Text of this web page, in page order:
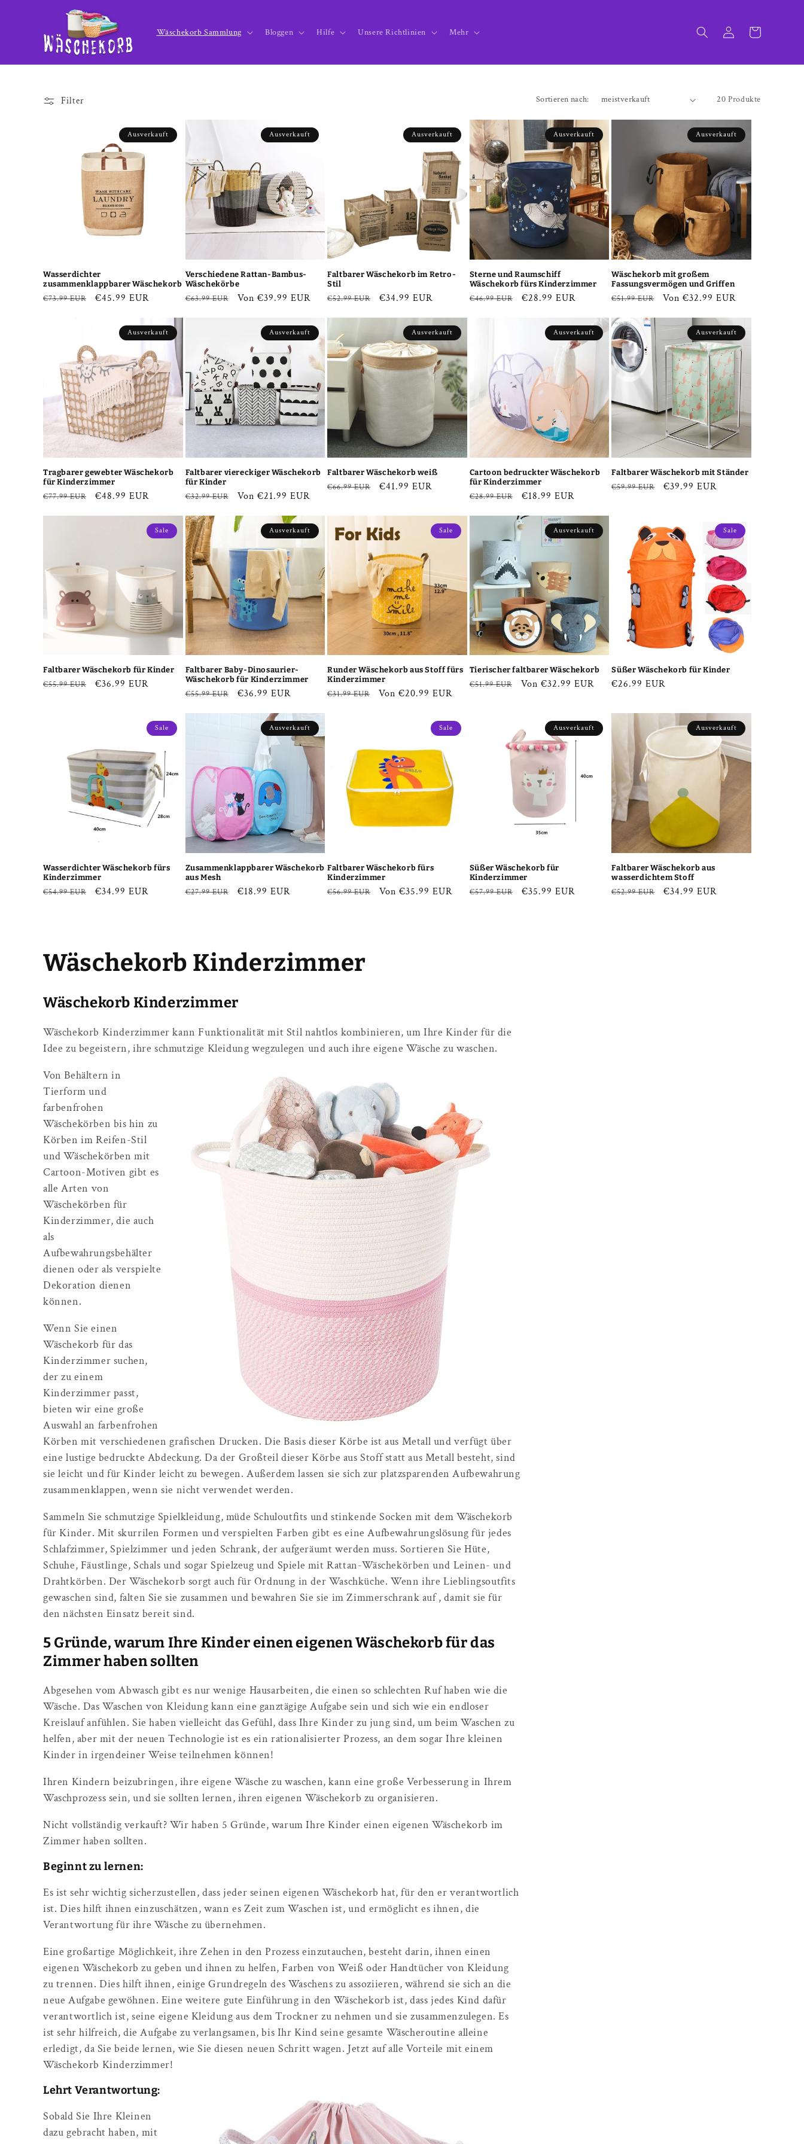
Wäschekorb Sammlung Bloggen Hilfe Unsere Richtlinien Mehr EinloggenWarenkorb
Filter Sortieren nach: 20 Produkte
Ausverkauft
Wasserdichter
zusammenklappbarer Wäschekorb
Normaler
€73.99 EUR Verkaufspreis
€45.99 EUR
Ausverkauft
Verschiedene Rattan-Bambus-
Wäschekörbe
Normaler
€63.99 EUR Verkaufspreis
Von €39.99 EUR
Ausverkauft
Faltbarer Wäschekorb im Retro-
Stil
Normaler
€52.99 EUR Verkaufspreis
€34.99 EUR
Ausverkauft
Sterne und Raumschiff
Wäschekorb fürs Kinderzimmer
Normaler
€46.99 EUR Verkaufspreis
€28.99 EUR
Ausverkauft
Wäschekorb mit großem
Fassungsvermögen und Griffen
Normaler
€51.99 EUR Verkaufspreis
Von €32.99 EUR
Ausverkauft
Tragbarer gewebter Wäschekorb
für Kinderzimmer
Normaler
€77.99 EUR Verkaufspreis
€48.99 EUR
Ausverkauft
Faltbarer viereckiger Wäschekorb
für Kinder
Normaler
€32.99 EUR Verkaufspreis
Von €21.99 EUR
Ausverkauft
Faltbarer Wäschekorb weiß
Normaler
€66.99 EUR Verkaufspreis
€41.99 EUR
Ausverkauft
Cartoon bedruckter Wäschekorb
für Kinderzimmer
Normaler
€28.99 EUR Verkaufspreis
€18.99 EUR
Ausverkauft
Faltbarer Wäschekorb mit Ständer
Normaler
€59.99 EUR Verkaufspreis
€39.99 EUR
Sale
Faltbarer Wäschekorb für Kinder
Normaler
€55.99 EUR Verkaufspreis
€36.99 EUR
Ausverkauft
Faltbarer Baby-Dinosaurier-
Wäschekorb für Kinderzimmer
Normaler
€55.99 EUR Verkaufspreis
€36.99 EUR
Sale
Runder Wäschekorb aus Stoff fürs
Kinderzimmer
Normaler
€31.99 EUR Verkaufspreis
Von €20.99 EUR
Ausverkauft
Tierischer faltbarer Wäschekorb
Normaler
€51.99 EUR Verkaufspreis
Von €32.99 EUR
Sale
Süßer Wäschekorb für Kinder
Verkaufspreis
€26.99 EUR
Sale
Wasserdichter Wäschekorb fürs
Kinderzimmer
Normaler
€54.99 EUR Verkaufspreis
€34.99 EUR
Ausverkauft
Zusammenklappbarer Wäschekorb
aus Mesh
Normaler
€27.99 EUR Verkaufspreis
€18.99 EUR
Sale
Faltbarer Wäschekorb fürs
Kinderzimmer
Normaler
€56.99 EUR Verkaufspreis
Von €35.99 EUR
Ausverkauft
Süßer Wäschekorb für
Kinderzimmer
Normaler
€57.99 EUR Verkaufspreis
€35.99 EUR
Ausverkauft
Faltbarer Wäschekorb aus
wasserdichtem Stoff
Normaler
€52.99 EUR Verkaufspreis
€34.99 EUR
K
a
t
e
g
o
r
i
e
:
Wäschekorb Kinderzimmer
Wäschekorb Kinderzimmer
Wäschekorb Kinderzimmer kann Funktionalität mit Stil nahtlos kombinieren, um Ihre Kinder für die
Idee zu begeistern, ihre schmutzige Kleidung wegzulegen und auch ihre eigene Wäsche zu waschen.
Von Behältern in
Tierform und
farbenfrohen
Wäschekörben bis hin zu
Körben im Reifen-Stil
und Wäschekörben mit
Cartoon-Motiven gibt es
alle Arten von
Wäschekörben für
Kinderzimmer, die auch
als
Aufbewahrungsbehälter
dienen oder als verspielte
Dekoration dienen
können.
Wenn Sie einen
Wäschekorb für das
Kinderzimmer suchen,
der zu einem
Kinderzimmer passt,
bieten wir eine große
Auswahl an farbenfrohen
Körben mit verschiedenen grafischen Drucken. Die Basis dieser Körbe ist aus Metall und verfügt über
eine lustige bedruckte Abdeckung. Da der Großteil dieser Körbe aus Stoff statt aus Metall besteht, sind
sie leicht und für Kinder leicht zu bewegen. Außerdem lassen sie sich zur platzsparenden Aufbewahrung
zusammenklappen, wenn sie nicht verwendet werden.
Sammeln Sie schmutzige Spielkleidung, müde Schuloutfits und stinkende Socken mit dem Wäschekorb
für Kinder. Mit skurrilen Formen und verspielten Farben gibt es eine Aufbewahrungslösung für jedes
Schlafzimmer, Spielzimmer und jeden Schrank, der aufgeräumt werden muss. Sortieren Sie Hüte,
Schuhe, Fäustlinge, Schals und sogar Spielzeug und Spiele mit Rattan-Wäschekörben und Leinen- und
Drahtkörben. Der Wäschekorb sorgt auch für Ordnung in der Waschküche. Wenn ihre Lieblingsoutfits
gewaschen sind, falten Sie sie zusammen und bewahren Sie sie im Zimmerschrank auf , damit sie für
den nächsten Einsatz bereit sind.
5 Gründe, warum Ihre Kinder einen eigenen Wäschekorb für das
Zimmer haben sollten
Abgesehen vom Abwasch gibt es nur wenige Hausarbeiten, die einen so schlechten Ruf haben wie die
Wäsche. Das Waschen von Kleidung kann eine ganztägige Aufgabe sein und sich wie ein endloser
Kreislauf anfühlen. Sie haben vielleicht das Gefühl, dass Ihre Kinder zu jung sind, um beim Waschen zu
helfen, aber mit der neuen Technologie ist es ein rationalisierter Prozess, an dem sogar Ihre kleinen
Kinder in irgendeiner Weise teilnehmen können!
Ihren Kindern beizubringen, ihre eigene Wäsche zu waschen, kann eine große Verbesserung in Ihrem
Waschprozess sein, und sie sollten lernen, ihren eigenen Wäschekorb zu organisieren.
Nicht vollständig verkauft? Wir haben 5 Gründe, warum Ihre Kinder einen eigenen Wäschekorb im
Zimmer haben sollten.
Beginnt zu lernen:
Es ist sehr wichtig sicherzustellen, dass jeder seinen eigenen Wäschekorb hat, für den er verantwortlich
ist. Dies hilft ihnen einzuschätzen, wann es Zeit zum Waschen ist, und ermöglicht es ihnen, die
Verantwortung für ihre Wäsche zu übernehmen.
Eine großartige Möglichkeit, ihre Zehen in den Prozess einzutauchen, besteht darin, ihnen einen
eigenen Wäschekorb zu geben und ihnen zu helfen, Farben von Weiß oder Handtücher von Kleidung
zu trennen. Dies hilft ihnen, einige Grundregeln des Waschens zu assoziieren, während sie sich an die
neue Aufgabe gewöhnen. Eine weitere gute Einführung in den Wäschekorb ist, dass jedes Kind dafür
verantwortlich ist, seine eigene Kleidung aus dem Trockner zu nehmen und sie zusammenzulegen. Es
ist sehr hilfreich, die Aufgabe zu verlangsamen, bis Ihr Kind seine gesamte Wäscheroutine alleine
erledigt, da Sie beide lernen, wie Sie diesen neuen Schritt wagen. Jetzt auf alle Vorteile mit einem
Wäschekorb Kinderzimmer!
Lehrt Verantwortung:
Sobald Sie Ihre Kleinen
dazu gebracht haben, mit